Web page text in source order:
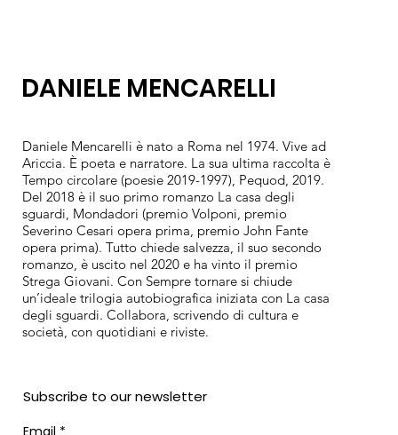
DANIELE MENCARELLI
Daniele Mencarelli è nato a Roma nel 1974. Vive ad
Ariccia. È poeta e narratore. La sua ultima raccolta è
Tempo circolare (poesie 2019-1997), Pequod, 2019.
Del 2018 è il suo primo romanzo La casa degli
sguardi, Mondadori (premio Volponi, premio
Severino Cesari opera prima, premio John Fante
opera prima). Tutto chiede salvezza, il suo secondo
romanzo, è uscito nel 2020 e ha vinto il premio
Strega Giovani. Con Sempre tornare si chiude
un’ideale trilogia autobiografica iniziata con La casa
degli sguardi. Collabora, scrivendo di cultura e
società, con quotidiani e riviste.
Subscribe to our newsletter